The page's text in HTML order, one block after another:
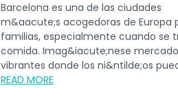
Barcelona es una de las ciudades
m&aacute;s acogedoras de Europa
familias, especialmente cuando se
comida. Imag&iacute;nese
vibrantes donde los ni&ntilde;os
probar ju...
READ MORE